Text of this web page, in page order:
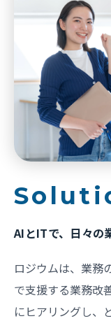
AIとITで、日々の
ロジウムは、業務
で支援する業務改
にヒアリングし、